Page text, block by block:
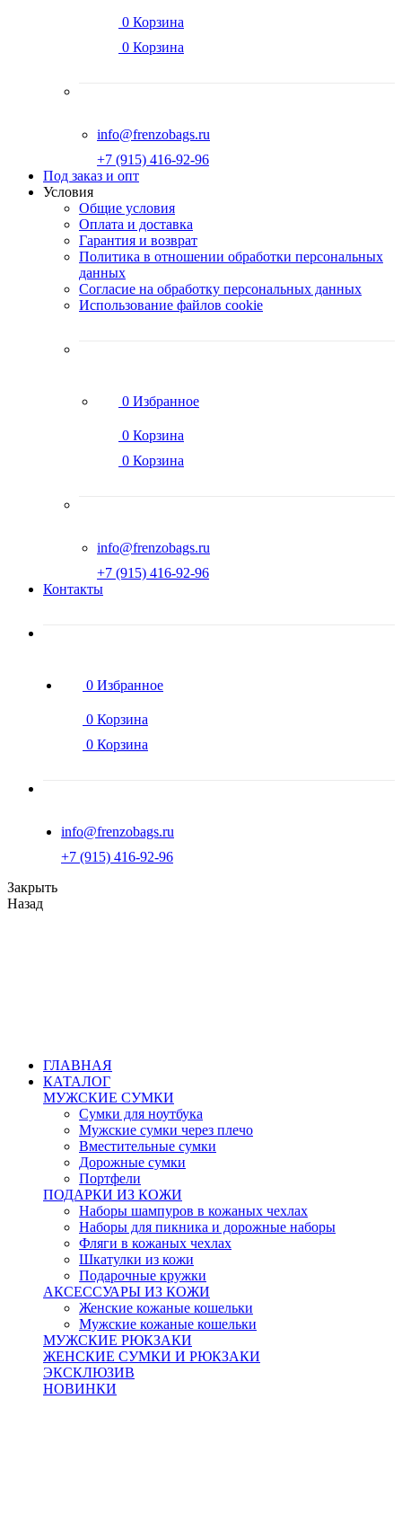
0 Корзина
0 Корзина
info@frenzobags.ru
‭+7 (915) 416-92-96
Под заказ и опт
Условия
Общие условия
Оплата и доставка
Гарантия и возврат
Политика в отношении обработки персональных
данных
Согласие на обработку персональных данных
Использование файлов cookie
0 Избранное
0 Корзина
0 Корзина
info@frenzobags.ru
‭+7 (915) 416-92-96
Контакты
0 Избранное
0 Корзина
0 Корзина
info@frenzobags.ru
‭+7 (915) 416-92-96
Закрыть
Назад
ГЛАВНАЯ
КАТАЛОГ
МУЖСКИЕ СУМКИ
Сумки для ноутбука
Мужские сумки через плечо
Вместительные сумки
Дорожные сумки
Портфели
ПОДАРКИ ИЗ КОЖИ
Наборы шампуров в кожаных чехлах
Наборы для пикника и дорожные наборы
Фляги в кожаных чехлах
Шкатулки из кожи
Подарочные кружки
АКСЕССУАРЫ ИЗ КОЖИ
Женские кожаные кошельки
Мужские кожаные кошельки
МУЖСКИЕ РЮКЗАКИ
ЖЕНСКИЕ СУМКИ И РЮКЗАКИ
ЭКСКЛЮЗИВ
НОВИНКИ